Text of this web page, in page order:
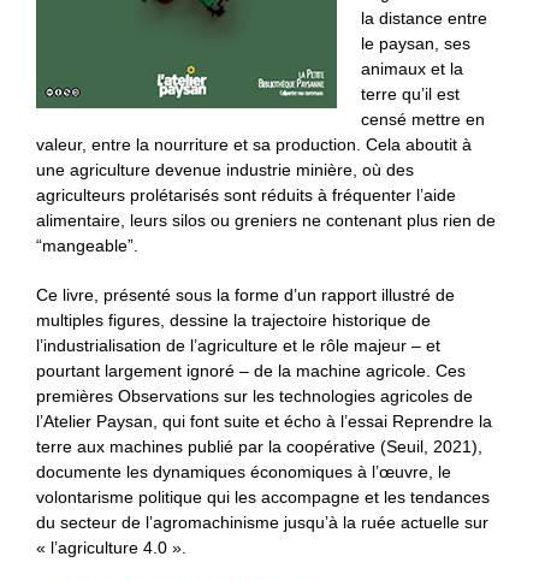
la distance entre
le paysan, ses
animaux et la
terre qu’il est
censé mettre en
valeur, entre la nourriture et sa production. Cela aboutit à
une agriculture devenue industrie minière, où des
agriculteurs prolétarisés sont réduits à fréquenter l’aide
alimentaire, leurs silos ou greniers ne contenant plus rien de
“mangeable”.
Ce livre, présenté sous la forme d’un rapport illustré de
multiples figures, dessine la trajectoire historique de
l’industrialisation de l’agriculture et le rôle majeur – et
pourtant largement ignoré – de la machine agricole. Ces
premières Observations sur les technologies agricoles de
l’Atelier Paysan, qui font suite et écho à l’essai Reprendre la
terre aux machines publié par la coopérative (Seuil, 2021),
documente les dynamiques économiques à l’œuvre, le
volontarisme politique qui les accompagne et les tendances
du secteur de l’agromachinisme jusqu’à la ruée actuelle sur
« l’agriculture 4.0 ».